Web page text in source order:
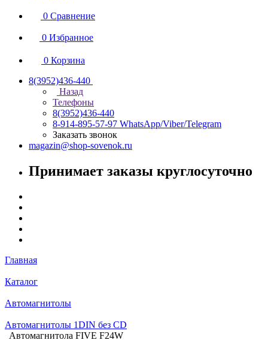
0 Сравнение
0 Избранное
0 Корзина
8(3952)436-440
Назад
Телефоны
8(3952)436-440
8-914-895-57-97 WhatsApp/Viber/Telegram
Заказать звонок
magazin@shop-sovenok.ru
Принимает заказы круглосуточно
Главная
Каталог
Автомагнитолы
Автомагнитолы 1DIN без CD
Автомагнитола FIVE F24W